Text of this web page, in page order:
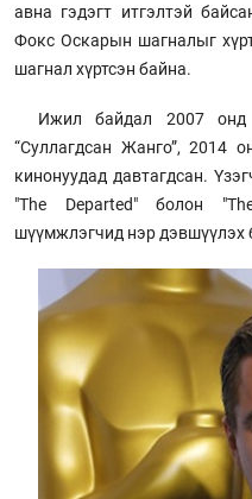
авна гэдэгт итгэлтэй
Фокс Оскарын шагналыг
шагнал хүртсэн байна.
Ижил байдал 2007 онд
“Суллагдсан Жанго”, 2014
кинонуудад давтагдсан.
"The Departed" болон
шүүмжлэгчид нэр дэвшүүлэх